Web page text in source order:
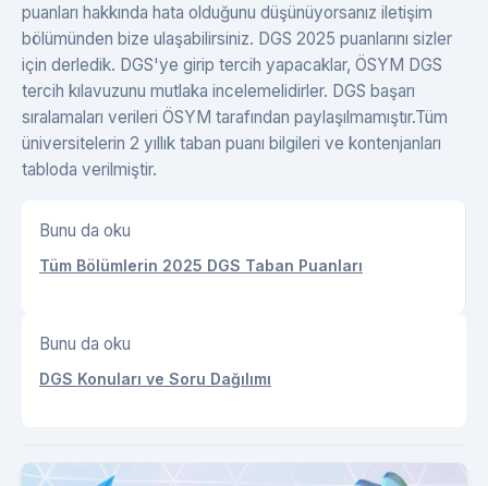
puanları hakkında hata olduğunu düşünüyorsanız iletişim
bölümünden bize ulaşabilirsiniz. DGS 2025 puanlarını sizler
için derledik. DGS'ye girip tercih yapacaklar, ÖSYM DGS
tercih kılavuzunu mutlaka incelemelidirler. DGS başarı
sıralamaları verileri ÖSYM tarafından paylaşılmamıştır.Tüm
üniversitelerin 2 yıllık taban puanı bilgileri ve kontenjanları
tabloda verilmiştir.
Bunu da oku
Tüm Bölümlerin 2025 DGS Taban Puanları
Bunu da oku
DGS Konuları ve Soru Dağılımı